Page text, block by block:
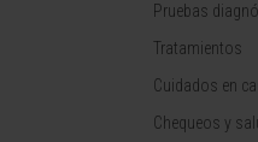
Pruebas
Tratamientos
Cuidados en
Chequeos y